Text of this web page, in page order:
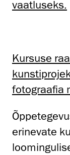
vaatluseks.
Kursuse
fotograafia
erinevate